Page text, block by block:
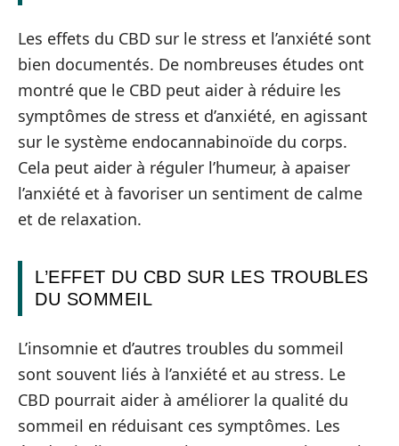
Les effets du CBD sur le stress et l’anxiété sont
bien documentés. De nombreuses études ont
montré que le CBD peut aider à réduire les
symptômes de stress et d’anxiété, en agissant
sur le système endocannabinoïde du corps.
Cela peut aider à réguler l’humeur, à apaiser
l’anxiété et à favoriser un sentiment de calme
et de relaxation.
L’EFFET DU CBD SUR LES TROUBLES
DU SOMMEIL
L’insomnie et d’autres troubles du sommeil
sont souvent liés à l’anxiété et au stress. Le
CBD pourrait aider à améliorer la qualité du
sommeil en réduisant ces symptômes. Les